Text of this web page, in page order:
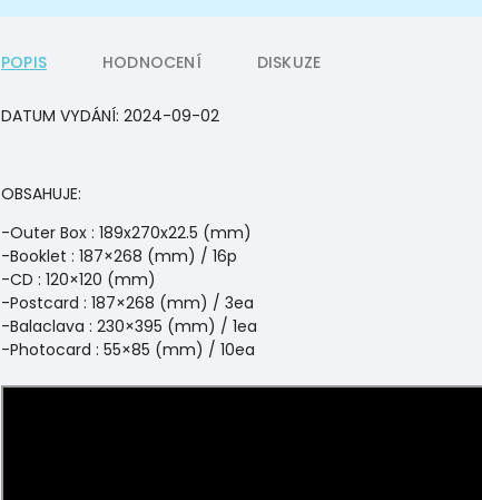
POPIS HODNOCENÍ DISKUZE
DATUM VYDÁNÍ: 2024-09-02
OBSAHUJE:
-Outer Box : 189x270x22.5 (mm)
-Booklet : 187×268 (mm) / 16p
-CD : 120×120 (mm)
-Postcard : 187×268 (mm) / 3ea
-Balaclava : 230×395 (mm) / 1ea
-Photocard : 55×85 (mm) / 10ea